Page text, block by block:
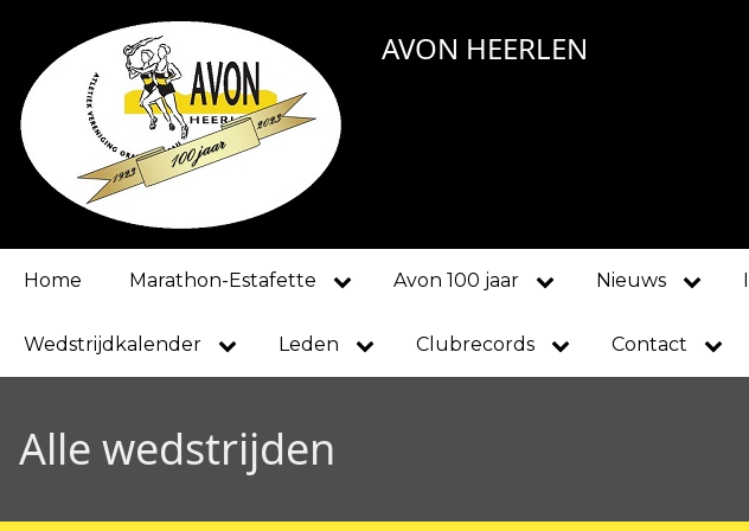
main
content
AVON HEERLEN
Main
navigation
Home Marathon-Estafette Avon 100 jaar Nieuws
Wedstrijdkalender Leden Clubrecords Contact
Alle wedstrijden